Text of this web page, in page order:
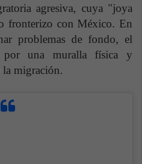
agresiva, cuya "joya
fronterizo con México. En
problemas de fondo, el
por una muralla física y
la migración.